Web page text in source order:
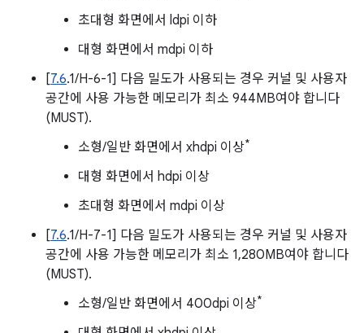
초대형 화면에서 ldpi 이하
대형 화면에서 mdpi 이하
[7.6.1/H-6-1] 다음 밀도가 사용되는 경우 커널 및 사용자
공간에 사용 가능한 메모리가 최소 944MB여야 합니다
(MUST).
소형/일반 화면에서 xhdpi 이상*
대형 화면에서 hdpi 이상
초대형 화면에서 mdpi 이상
[7.6.1/H-7-1] 다음 밀도가 사용되는 경우 커널 및 사용자
공간에 사용 가능한 메모리가 최소 1,280MB여야 합니다
(MUST).
소형/일반 화면에서 400dpi 이상*